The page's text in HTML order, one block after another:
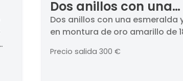
Dos anillos con una
esmeralda y un
montura de oro
18K.
Dos anillos con una esmeralda
en montura de oro amarillo de
Precio salida 300 €